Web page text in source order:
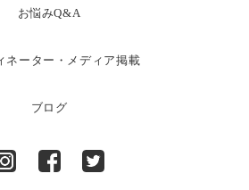
お悩みQ&A
ネーター・メディア掲載
ブログ